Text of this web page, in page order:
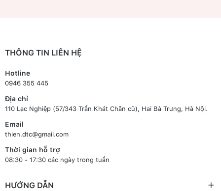
THÔNG TIN LIÊN HỆ
Hotline
0946 355 445
Địa chỉ
110 Lạc Nghiệp (57/343 Trần Khát Chân cũ), Hai Bà Trưng, Hà Nội.
Email
thien.dtc@gmail.com
Thời gian hỗ trợ
08:30 - 17:30 các ngày trong tuần
HƯỚNG DẪN